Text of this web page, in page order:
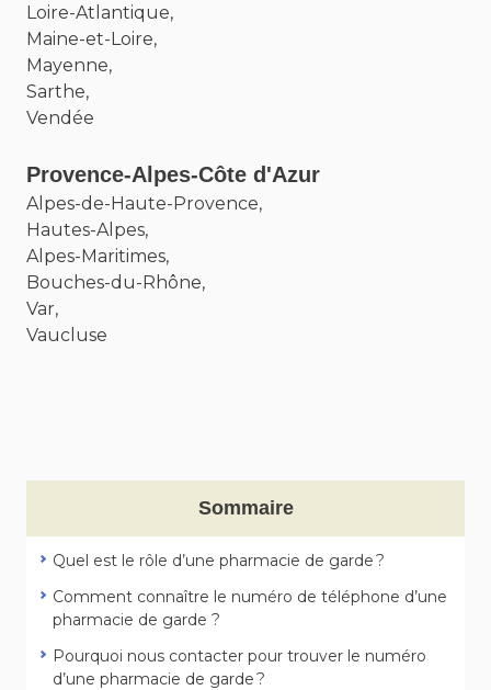
Loire-Atlantique,
Maine-et-Loire,
Mayenne,
Sarthe,
Vendée
Provence-Alpes-Côte d'Azur
Alpes-de-Haute-Provence,
Hautes-Alpes,
Alpes-Maritimes,
Bouches-du-Rhône,
Var,
Vaucluse
Sommaire
Quel est le rôle d’une pharmacie de garde ?
Comment connaître le numéro de téléphone d’une
pharmacie de garde ?
Pourquoi nous contacter pour trouver le numéro
d’une pharmacie de garde ?